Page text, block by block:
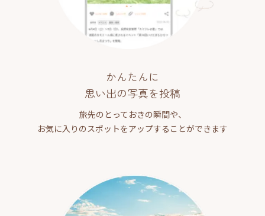
かんたんに
思い出の写真を投稿
旅先のとっておきの瞬間や、
お気に入りのスポットをアップすることができます